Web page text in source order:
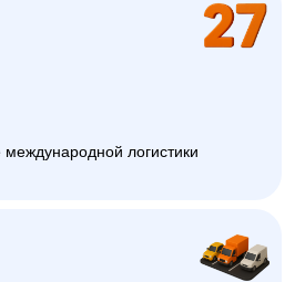
логистики